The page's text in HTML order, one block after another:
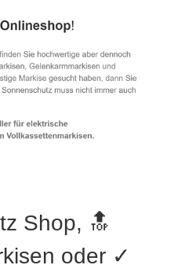
Shop, 🔝
oder ✓